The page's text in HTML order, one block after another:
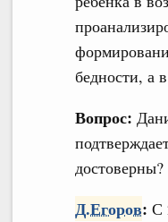
бедности, а
Вопрос:
достоверны?
Д.Егоров: С